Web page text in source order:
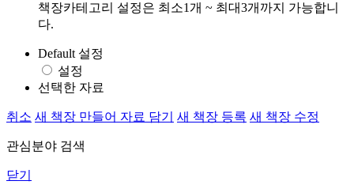
책장카테고리 설정은 최소1개 ~ 최대3개까지 가능합니
다.
Default 설정
설정
선택한 자료
취소 새 책장 만들어 자료 담기 새 책장 등록 새 책장 수정
관심분야 검색
닫기